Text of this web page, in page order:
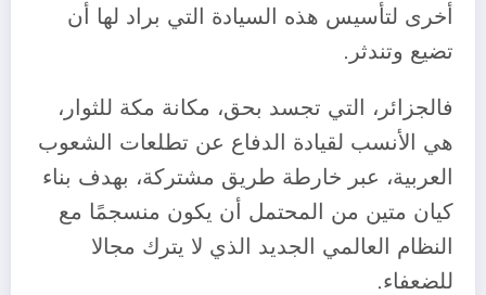
أخرى لتأسيس هذه السيادة التي براد لها أن
تضيع وتندثر.
فالجزائر، التي تجسد بحق، مكانة مكة للثوار،
هي الأنسب لقيادة الدفاع عن تطلعات الشعوب
العربية، عبر خارطة طريق مشتركة، بهدف بناء
كيان متين من المحتمل أن يكون منسجمًا مع
النظام العالمي الجديد الذي لا يترك مجالا
للضعفاء.